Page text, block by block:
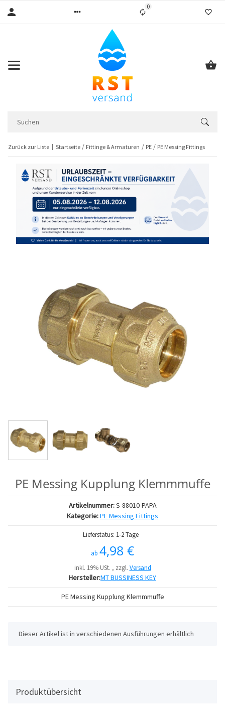
0Liste ist leer
Zurück zur Liste Startseite Fittinge & Armaturen PE PE Messing Fittings
PE Messing Kupplung Klemmmuffe
Artikelnummer:S-88010-PAPA
Kategorie:PE Messing Fittings
Lieferstatus: 1-2 Tage
ab 4,98 €
inkl. 19% USt. , zzgl. Versand
Hersteller:MT BUSSINESS KEY
PE Messing Kupplung Klemmmuffe
x
Dieser Artikel ist in verschiedenen Ausführungen erhältlich
Produktübersicht